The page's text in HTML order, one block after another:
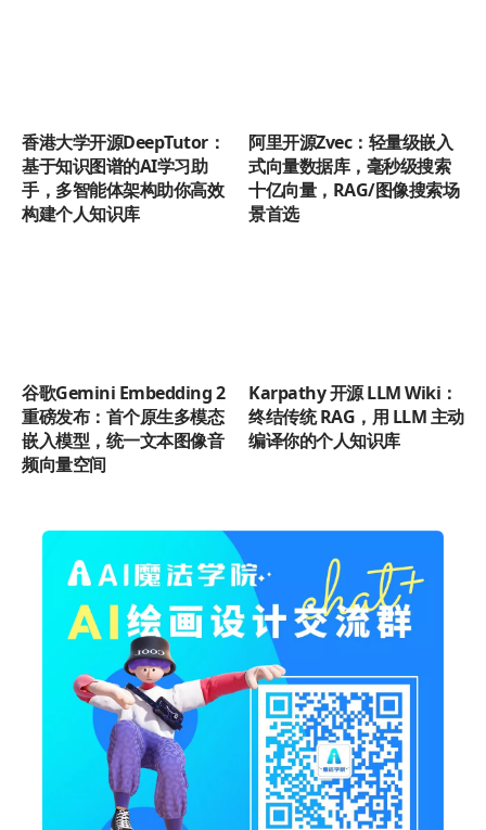
香港大学开源DeepTutor：
基于知识图谱的AI学习助
手，多智能体架构助你高效
构建个人知识库
阿里开源Zvec：轻量级嵌入
式向量数据库，毫秒级搜索
十亿向量，RAG/图像搜索场
景首选
谷歌Gemini Embedding 2
重磅发布：首个原生多模态
嵌入模型，统一文本图像音
频向量空间
Karpathy 开源 LLM Wiki：
终结传统 RAG，用 LLM 主动
编译你的个人知识库